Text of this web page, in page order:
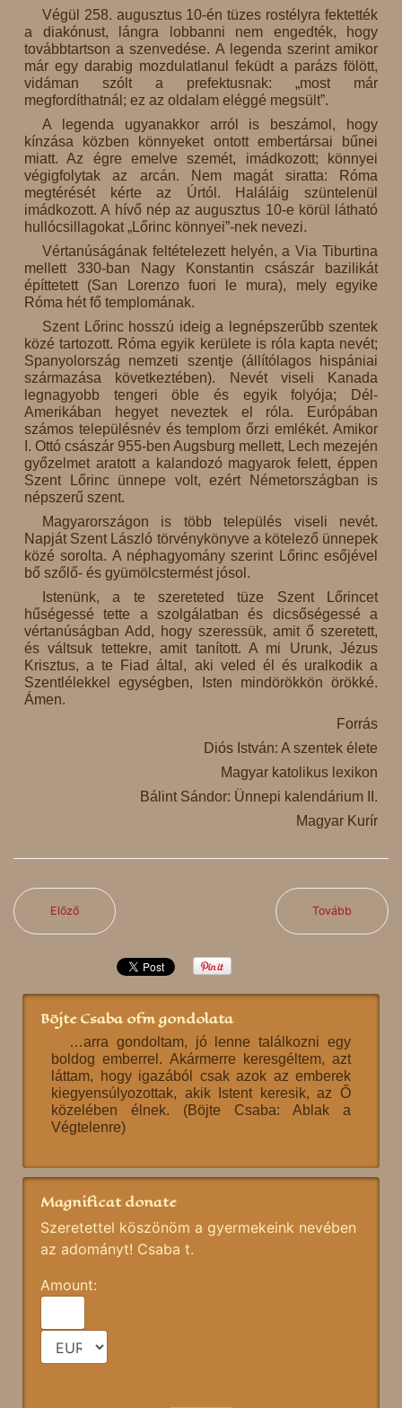
Végül 258. augusztus 10-én tüzes rostélyra fektették
a diakónust, lángra lobbanni nem engedték, hogy
továbbtartson a szenvedése. A legenda szerint amikor
már egy darabig mozdulatlanul feküdt a parázs fölött,
vidáman szólt a prefektusnak: „most már
megfordíthatnál; ez az oldalam eléggé megsült”.
A legenda ugyanakkor arról is beszámol, hogy
kínzása közben könnyeket ontott embertársai bűnei
miatt. Az égre emelve szemét, imádkozott; könnyei
végigfolytak az arcán. Nem magát siratta: Róma
megtérését kérte az Úrtól. Haláláig szüntelenül
imádkozott. A hívő nép az augusztus 10-e körül látható
hullócsillagokat „Lőrinc könnyei”-nek nevezi.
Vértanúságának feltételezett helyén, a Via Tiburtina
mellett 330-ban Nagy Konstantin császár bazilikát
építtetett (San Lorenzo fuori le mura), mely egyike
Róma hét fő templomának.
Szent Lőrinc hosszú ideig a legnépszerűbb szentek
közé tartozott. Róma egyik kerülete is róla kapta nevét;
Spanyolország nemzeti szentje (állítólagos hispániai
származása következtében). Nevét viseli Kanada
legnagyobb tengeri öble és egyik folyója; Dél-
Amerikában hegyet neveztek el róla. Európában
számos településnév és templom őrzi emlékét. Amikor
I. Ottó császár 955-ben Augsburg mellett, Lech mezején
győzelmet aratott a kalandozó magyarok felett, éppen
Szent Lőrinc ünnepe volt, ezért Németországban is
népszerű szent.
Magyarországon is több település viseli nevét.
Napját Szent László törvénykönyve a kötelező ünnepek
közé sorolta. A néphagyomány szerint Lőrinc esőjével
bő szőlő- és gyümölcstermést jósol.
Istenünk, a te szereteted tüze Szent Lőrincet
hűségessé tette a szolgálatban és dicsőségessé a
vértanúságban Add, hogy szeressük, amit ő szeretett,
és váltsuk tettekre, amit tanított. A mi Urunk, Jézus
Krisztus, a te Fiad által, aki veled él és uralkodik a
Szentlélekkel egységben, Isten mindörökkön örökké.
Ámen.
Forrás
Diós István: A szentek élete
Magyar katolikus lexikon
Bálint Sándor: Ünnepi kalendárium II.
Magyar Kurír
Előző Tovább
Böjte Csaba ofm gondolata
…arra gondoltam, jó lenne találkozni egy
boldog emberrel. Akármerre keresgéltem, azt
láttam, hogy igazából csak azok az emberek
kiegyensúlyozottak, akik Istent keresik, az Ő
közelében élnek. (Böjte Csaba: Ablak a
Végtelenre)
Magnificat donate
Szeretettel köszönöm a gyermekeink nevében
az adományt! Csaba t.
Amount: